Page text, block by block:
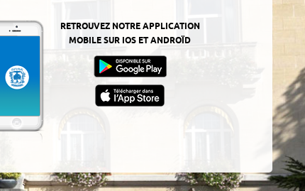
RETROUVEZ NOTRE APPLICATION
MOBILE SUR IOS ET ANDROÏD